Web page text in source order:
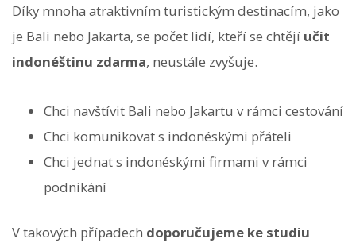
Díky mnoha atraktivním turistickým destinacím, jako
je Bali nebo Jakarta, se počet lidí, kteří se chtějí učit
indonéštinu zdarma, neustále zvyšuje.
Chci navštívit Bali nebo Jakartu v rámci cestování
Chci komunikovat s indonéskými přáteli
Chci jednat s indonéskými firmami v rámci
podnikání
V takových případech doporučujeme ke studiu